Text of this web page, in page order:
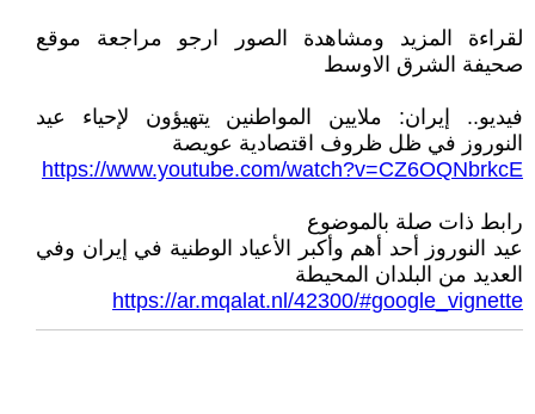
لقراءة المزيد ومشاهدة الصور ارجو مراجعة موقع
صحيفة الشرق الاوسط
فيديو.. إيران: ملايين المواطنين يتهيؤون لإحياء عيد
النوروز في ظل ظروف اقتصادية عويصة
https://www.youtube.com/watch?v=CZ6OQNbrkcE
رابط ذات صلة بالموضوع
عيد النوروز أحد أهم وأكبر الأعياد الوطنية في إيران وفي
العديد من البلدان المحيطة
https://ar.mqalat.nl/42300/#google_vignette